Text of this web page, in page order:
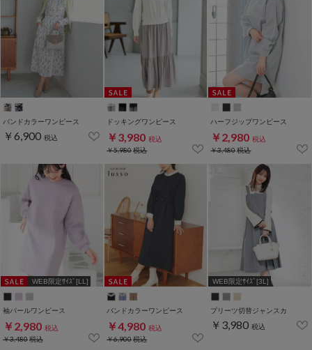
バンドカラーワンピース
￥6,900 税込
ドッキングワンピース
￥3,980 税込
￥5,980税込
ハーフジップワンピース
￥2,980 税込
￥3,480税込
WEB限定ｻｲｽﾞ[LL]
袖パールワンピース
￥2,980 税込
￥3,480税込
バンドカラーワンピース
￥4,980 税込
￥6,900税込
WEB限定ｻｲｽﾞ[3L]
プリーツ切替ジャンスカ
￥3,980 税込